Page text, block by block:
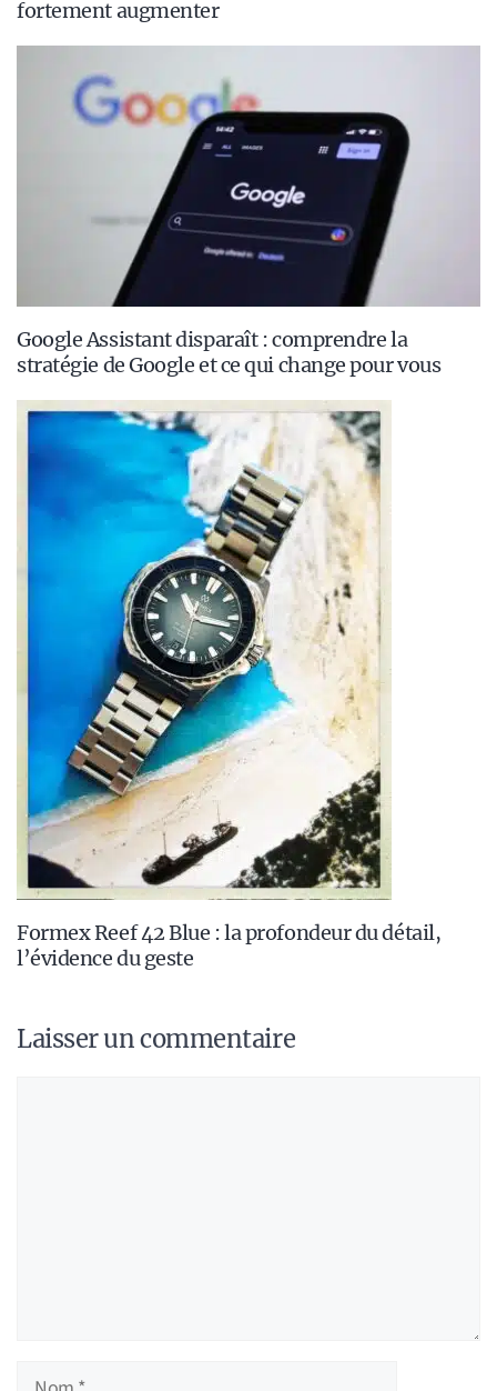
fortement augmenter
Google Assistant disparaît : comprendre la
stratégie de Google et ce qui change pour vous
Formex Reef 42 Blue : la profondeur du détail,
l’évidence du geste
Laisser un commentaire
Nom